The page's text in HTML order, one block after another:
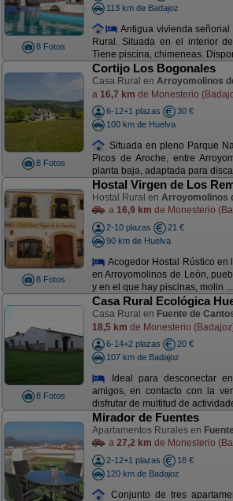
8 Fotos
113 km de Badajoz
Antigua vivienda
Rural. Situada en el interior
Tiene piscina, chimeneas.
8 Fotos
Cortijo Los Bogonales
Casa Rural en Arroyomolinos
a 16,7 km de Monesterio
6-12+1 plazas
30 €
100 km de Huelva
Situada en pleno Parque
Picos de Aroche, entre
planta baja, adaptada para
8 Fotos
Hostal Virgen de Los
Hostal Rural en Arroyomolinos
a 16,9 km de Monesterio
2-10 plazas
21 €
90 km de Huelva
Acogedor Hostal Rústico en
en Arroyomolinos de León,
y en el que hay piscinas, molin ...
8 Fotos
Casa Rural Ecológica
Casa Rural en Fuente de
18,5 km de Monesterio
6-14+2 plazas
20 €
107 km de Badajoz
Ideal para desconectar
amigos, en contacto con la
disfrutar de multitud de
Mirador de Fuentes
Apartamentos Rurales en
a 27,2 km de Monesterio
2-12+1 plazas
18 €
120 km de Badajoz
Conjunto de tres